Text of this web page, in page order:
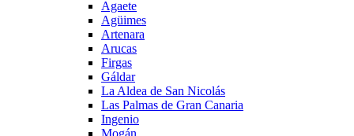
Agaete
Agüimes
Artenara
Arucas
Firgas
Gáldar
La Aldea de San Nicolás
Las Palmas de Gran Canaria
Ingenio
Mogán